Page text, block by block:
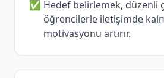
Hedef belirlemek, düzenli
öğrencilerle iletişimde
motivasyonu artırır.